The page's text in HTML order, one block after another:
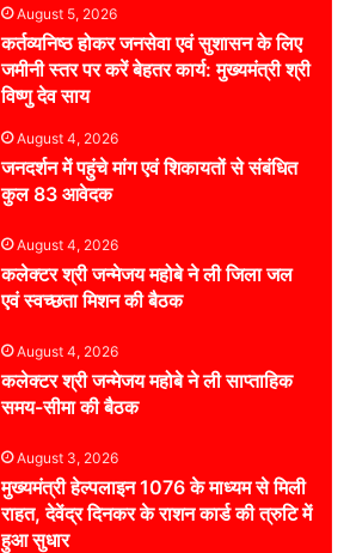
August 5, 2026
कर्तव्यनिष्ठ होकर जनसेवा एवं सुशासन के लिए
जमीनी स्तर पर करें बेहतर कार्य: मुख्यमंत्री श्री
विष्णु देव साय
August 4, 2026
जनदर्शन में पहुंचे मांग एवं शिकायतों से संबंधित
कुल 83 आवेदक
August 4, 2026
कलेक्टर श्री जन्मेजय महोबे ने ली जिला जल
एवं स्वच्छता मिशन की बैठक
August 4, 2026
कलेक्टर श्री जन्मेजय महोबे ने ली साप्ताहिक
समय-सीमा की बैठक
August 3, 2026
मुख्यमंत्री हेल्पलाइन 1076 के माध्यम से मिली
राहत, देवेंद्र दिनकर के राशन कार्ड की त्रुटि में
हुआ सुधार